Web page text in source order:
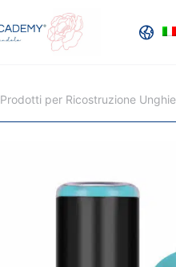
Prodotti per Ricostruzione